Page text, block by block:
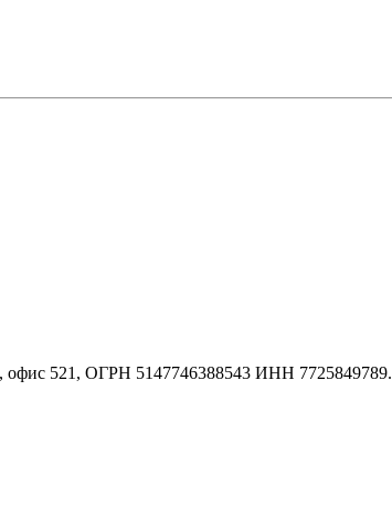
офис 521, ОГРН 5147746388543 ИНН 7725849789.